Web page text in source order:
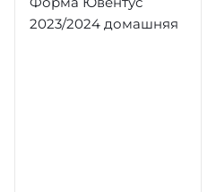
2023/2024 домашняя